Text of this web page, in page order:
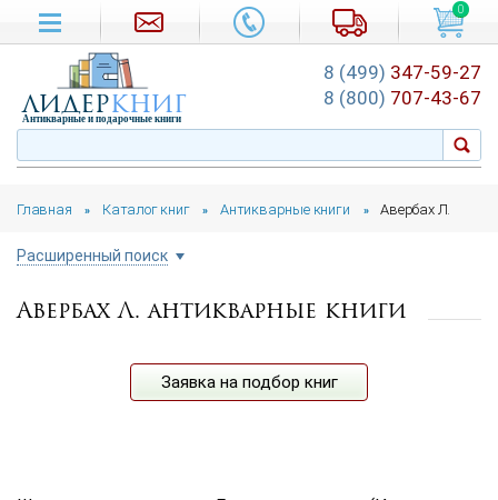
Главная » Каталог книг » Антикварные книги » Авербах Л.
Расширенный поиск
Цена руб.
Авербах Л. антикварные книги
Заявка на подбор книг
0
лидеркниг
Антикварные и подарочные книги
8 (499) 347-59-27
8 (800) 707-43-67